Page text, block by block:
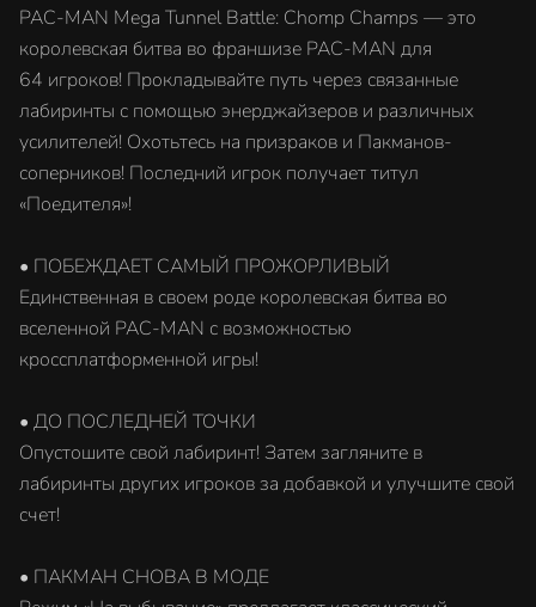
PAC-MAN Mega Tunnel Battle: Chomp Champs — это
королевская битва во франшизе PAC-MAN для
64 игроков! Прокладывайте путь через связанные
лабиринты с помощью энерджайзеров и различных
усилителей! Охотьтесь на призраков и Пакманов-
соперников! Последний игрок получает титул
«Поедителя»!
• ПОБЕЖДАЕТ САМЫЙ ПРОЖОРЛИВЫЙ
Единственная в своем роде королевская битва во
вселенной PAC-MAN с возможностью
кроссплатформенной игры!
• ДО ПОСЛЕДНЕЙ ТОЧКИ
Опустошите свой лабиринт! Затем загляните в
лабиринты других игроков за добавкой и улучшите свой
счет!
• ПАКМАН СНОВА В МОДЕ